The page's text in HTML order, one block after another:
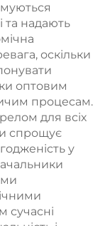
та надають
оскільки
оптовим
процесам.
для всіх
спрощує
у
сучасні